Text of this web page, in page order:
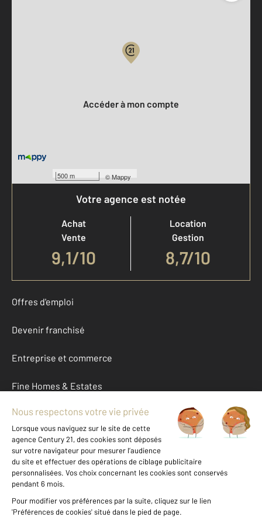
500 m ©Mappy
Accéder à mon compte
Votre agence est notée
Achat
Vente
9,1/10
Location
Gestion
8,7/10
Offres d'emploi
Devenir franchisé
Entreprise et commerce
Fine Homes & Estates
À propos
International
Nous contacter